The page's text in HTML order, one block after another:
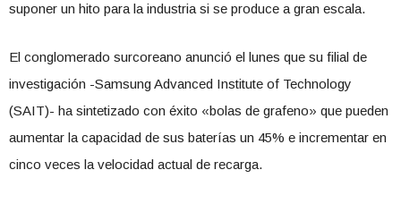
suponer un hito para la industria si se produce a gran escala.
El conglomerado surcoreano anunció el lunes que su filial de
investigación -Samsung Advanced Institute of Technology
(SAIT)- ha sintetizado con éxito «bolas de grafeno» que pueden
aumentar la capacidad de sus baterías un 45% e incrementar en
cinco veces la velocidad actual de recarga.